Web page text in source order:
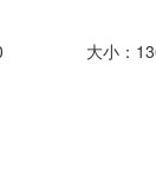
大小：